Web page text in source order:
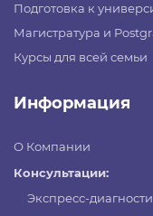
Подготовка к
Магистратура и
Курсы для всей семьи
Информация
О Компании
Консультации:
Экспресс-